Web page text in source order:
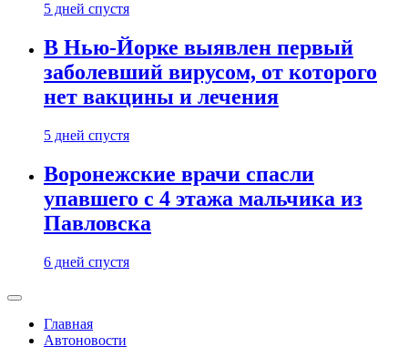
5 дней спустя
В Нью-Йорке выявлен первый
заболевший вирусом, от которого
нет вакцины и лечения
5 дней спустя
Воронежские врачи спасли
упавшего с 4 этажа мальчика из
Павловска
6 дней спустя
Главная
Автоновости